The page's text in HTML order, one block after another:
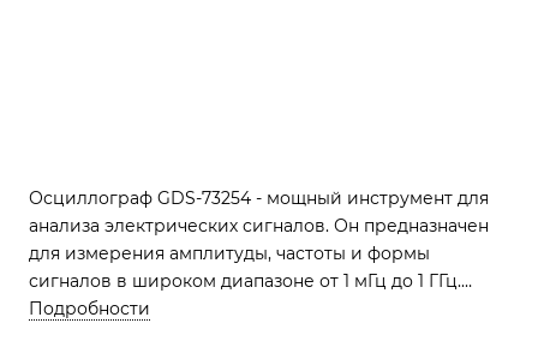
Осциллограф GDS-73254 - мощный инструмент для
анализа электрических сигналов. Он предназначен
для измерения амплитуды, частоты и формы
сигналов в широком диапазоне от 1 мГц до 1 ГГц.
Глубокий анализ позволяет точно определять
Подробности